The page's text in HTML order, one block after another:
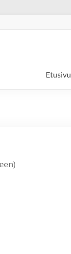
Etusivu